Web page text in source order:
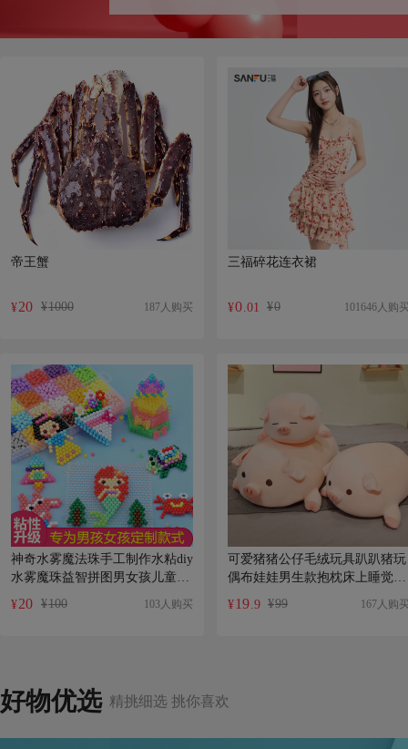
帝王蟹
¥20 ¥1000 187人购买
三福碎花连衣裙
¥0.01 ¥0 101646人购
神奇水雾魔法珠手工制作水粘diy
水雾魔珠益智拼图男女孩儿童玩
具
¥20 ¥100 103人购买
可爱猪猪公仔毛绒玩具趴趴猪玩
偶布娃娃男生款抱枕床上睡觉超
软女
¥19.9 ¥99 167人购
好物优选 精挑细选 挑你喜欢